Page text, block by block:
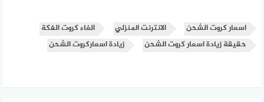
اسعار كروت الشحن الانترنت المنزلي
الغاء كروت الفكة
حقيقة زيادة اسعار كروت الشحن
زيادة اسعاركروت الشحن